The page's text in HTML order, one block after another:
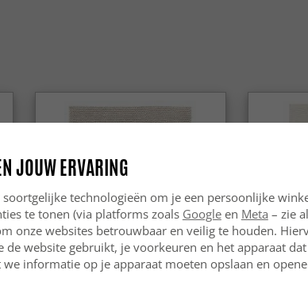
JOUW ERVARING
technologieën om je een persoonlijke
te tonen (via platforms zoals Googleen Meta – zie
onze websites betrouwbaar en veilig te houden.
website gebruikt, je voorkeuren en het apparaat
informatie op je apparaat moeten opslaan en